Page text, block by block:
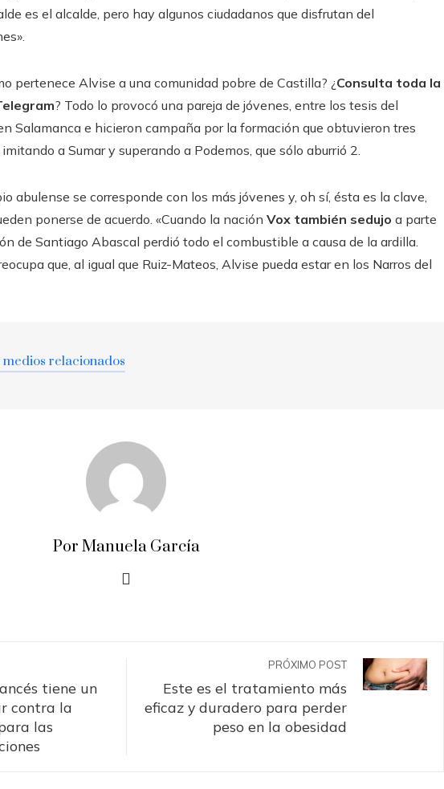
es el alcalde, pero hay algunos ciudadanos que disfrutan del
pertenece Alvise a una comunidad pobre de Castilla? ¿Consulta toda la
? Todo lo provocó una pareja de jóvenes, entre los tesis del
Salamanca e hicieron campaña por la formación que obtuvieron tres
a Sumar y superando a Podemos, que sólo aburrió 2.
abulense se corresponde con los más jóvenes y, oh sí, ésta es la clave,
ponerse de acuerdo. «Cuando la nación Vox también sedujo a parte
de Santiago Abascal perdió todo el combustible a causa de la ardilla.
que, al igual que Ruiz-Mateos, Alvise pueda estar en los Narros del
medios relacionados
Por Manuela García
tiene un
contra la
las
PRÓXIMO POST
Este es el tratamiento más
eficaz y duradero para perder
peso en la obesidad